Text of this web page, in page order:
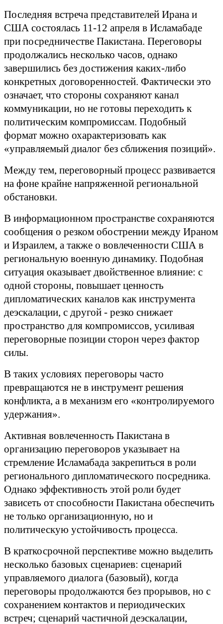
Последняя встреча представителей Ирана и
США состоялась 11-12 апреля в Исламабаде
при посредничестве Пакистана. Переговоры
продолжались несколько часов, однако
завершились без достижения каких-либо
конкретных договоренностей. Фактически это
означает, что стороны сохраняют канал
коммуникации, но не готовы переходить к
политическим компромиссам. Подобный
формат можно охарактеризовать как
«управляемый диалог без сближения позиций».
Между тем, переговорный процесс развивается
на фоне крайне напряженной региональной
обстановки.
В информационном пространстве сохраняются
сообщения о резком обострении между Ираном
и Израилем, а также о вовлеченности США в
региональную военную динамику. Подобная
ситуация оказывает двойственное влияние: с
одной стороны, повышает ценность
дипломатических каналов как инструмента
деэскалации, с другой - резко снижает
пространство для компромиссов, усиливая
переговорные позиции сторон через фактор
силы.
В таких условиях переговоры часто
превращаются не в инструмент решения
конфликта, а в механизм его «контролируемого
удержания».
Активная вовлеченность Пакистана в
организацию переговоров указывает на
стремление Исламабада закрепиться в роли
регионального дипломатического посредника.
Однако эффективность этой роли будет
зависеть от способности Пакистана обеспечить
не только организационную, но и
политическую устойчивость процесса.
В краткосрочной перспективе можно выделить
несколько базовых сценариев: сценарий
управляемого диалога (базовый), когда
переговоры продолжаются без прорывов, но с
сохранением контактов и периодических
встреч; сценарий частичной деэскалации,